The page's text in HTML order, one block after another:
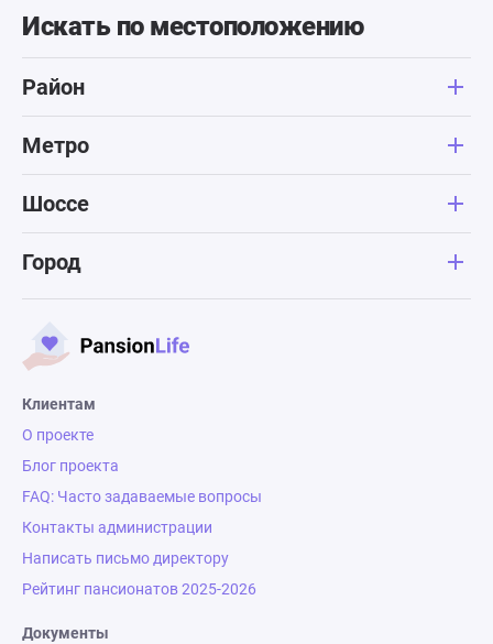
Искать по местоположению
Район
Метро
Шоссе
Город
Клиентам
О проекте
Блог проекта
FAQ: Часто задаваемые вопросы
Контакты администрации
Написать письмо директору
Рейтинг пансионатов 2025-2026
Документы